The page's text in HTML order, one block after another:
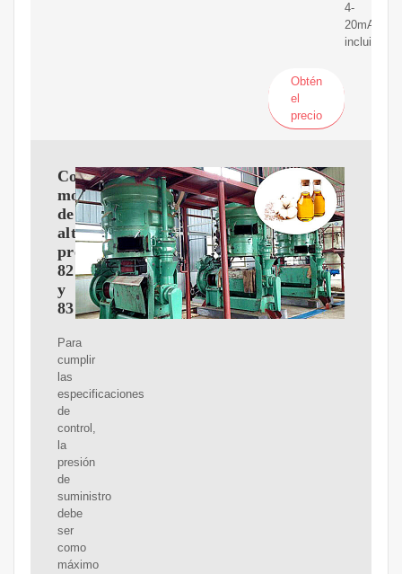
4-
20mA
incluido.
Obtén
el
precio
Controladores/calibradores
modulares
de
alta
presión
8270A
y
8370A
Para
cumplir
las
especificaciones
de
control,
la
presión
de
suministro
debe
ser
como
máximo